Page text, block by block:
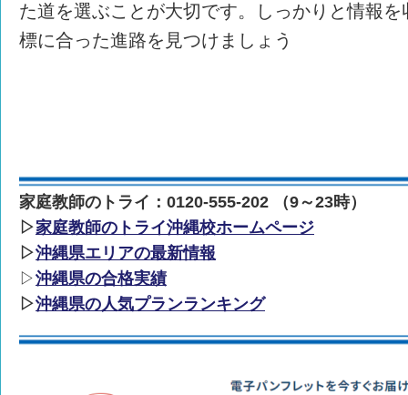
た道を選ぶことが大切です。しっかりと情報
標に合った進路を見つけましょう
家庭教師のトライ：0120-555-202 （9～23時）
▷家庭教師のトライ沖縄校ホームページ
▷沖縄県エリアの最新情報
▷沖縄県の合格実績
▷沖縄県の人気プランランキング